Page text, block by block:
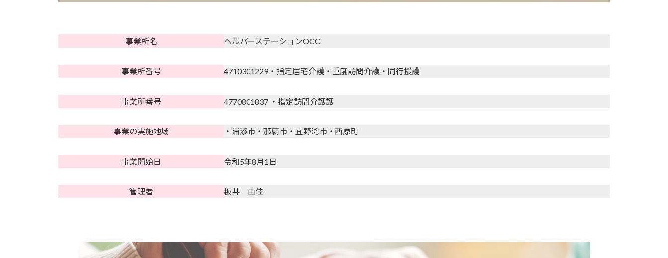
事業所名 ヘルパーステーションOCC
事業所番号 4710301229 ・指定居宅介護・重度訪問介護・同行援護
事業所番号 4770801837 ・指定訪問介護護
事業の実施地域 ・浦添市・那覇市・宜野湾市・西原町
事業開始日 令和5年8月1日
管理者 板井 由佳